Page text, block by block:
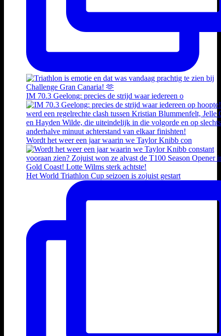
IM 70.3 Geelong: precies de strijd waar iedereen o
Wordt het weer een jaar waarin we Taylor Knibb con
Het World Triathlon Cup seizoen is zojuist gestart